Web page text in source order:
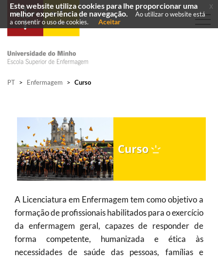
PT > Enfermagem > Curso
A Licenciatura em Enfermagem tem como objetivo a
formação de profissionais habilitados para o exercício
da enfermagem geral, capazes de responder de
forma competente, humanizada e ética às
necessidades de saúde das pessoas, famílias e
Este website utiliza cookies para lhe proporcionar uma
melhor experiência de navegação.
Ao utilizar o website está
a consentir o uso de cookies.
Aceitar
x